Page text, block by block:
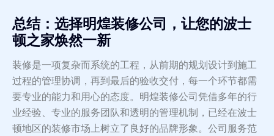
总结：选择明煌装修公司，让您的波士
顿之家焕然一新
装修是一项复杂而系统的工程，从前期的规划设计到施工
过程的管理协调，再到最后的验收交付，每一个环节都需
要专业的能力和用心的态度。明煌装修公司凭借多年的行
业经验、专业的服务团队和透明的管理机制，已经在波士
顿地区的装修市场上树立了良好的品牌形象。公司服务范